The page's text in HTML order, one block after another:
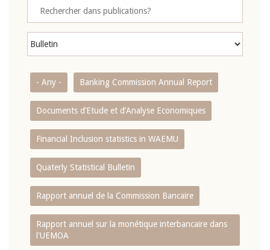
- Any - Banking Commission Annual Report
Documents d’Etude et d’Analyse Economiques
Financial Inclusion statistics in WAEMU
Quaterly Statistical Bulletin
Rapport annuel de la Commission Bancaire
Rapport annuel sur la monétique interbancaire dans
l'UEMOA